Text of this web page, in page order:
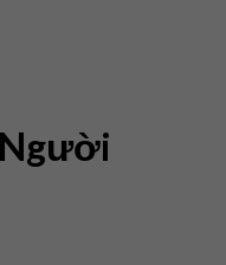
Người